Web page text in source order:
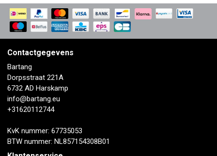
Contactgegevens
Bartang
Dorpsstraat 221A
6732 AD Harskamp
info@bartang.eu
+31620112744
KvK nummer: 67735053
BTW nummer: NL857154308B01